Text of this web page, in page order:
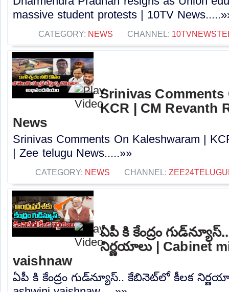
massive student protests | 10TV
CATEGORY: NEWS CHANNEL:
Srinivas Comments
KCR | CM Revanth
News
Srinivas Comments On Kaleshwaram |
| Zee telugu News.....»»
CATEGORY: NEWS CHANNEL:
ఏపీ కి కేంద్రం
నిర్ణయాలు | Cabinet
vaishnaw
ఏపీ కి కేంద్రం గుడ్‌న్యూస్.. కేబినెట్‌లో కీలక